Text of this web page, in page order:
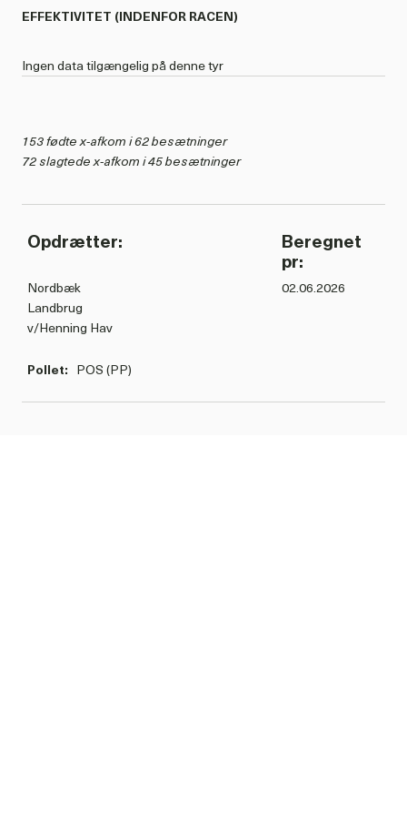
EFFEKTIVITET (INDENFOR RACEN)
Ingen data tilgængelig på denne tyr
153 fødte x-afkom i 62 besætninger
72 slagtede x-afkom i 45 besætninger
Opdrætter:
Beregnet
pr:
Nordbæk
Landbrug
v/Henning Hav
02.06.2026
Pollet: POS (PP)